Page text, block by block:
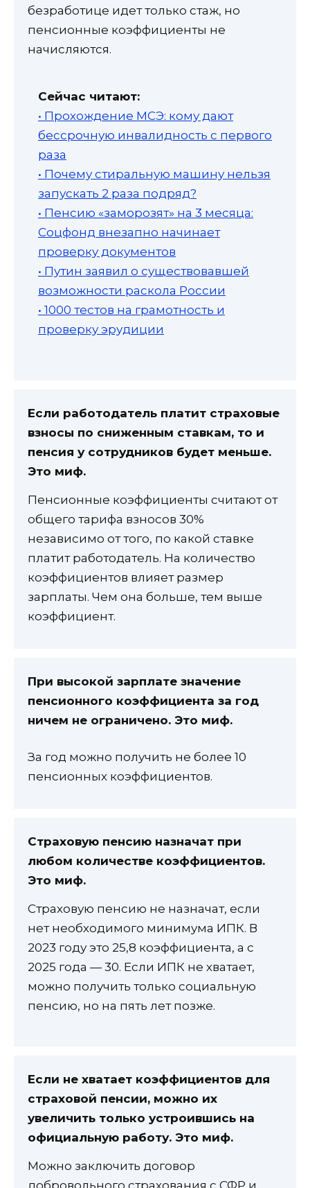
безработице идет только стаж, но
пенсионные коэффициенты не
начисляются.
Сейчас читают:
• Прохождение МСЭ: кому дают
бессрочную инвалидность с первого
раза
• Почему стиральную машину нельзя
запускать 2 раза подряд?
• Пенсию «заморозят» на 3 месяца:
Соцфонд внезапно начинает
проверку документов
• Путин заявил о существовавшей
возможности раскола России
• 1000 тестов на грамотность и
проверку эрудиции
Если работодатель платит страховые
взносы по сниженным ставкам, то и
пенсия у сотрудников будет меньше.
Это миф.
Пенсионные коэффициенты считают от
общего тарифа взносов 30%
независимо от того, по какой ставке
платит работодатель. На количество
коэффициентов влияет размер
зарплаты. Чем она больше, тем выше
коэффициент.
При высокой зарплате значение
пенсионного коэффициента за год
ничем не ограничено. Это миф.
За год можно получить не более 10
пенсионных коэффициентов.
Страховую пенсию назначат при
любом количестве коэффициентов.
Это миф.
Страховую пенсию не назначат, если
нет необходимого минимума ИПК. В
2023 году это 25,8 коэффициента, а с
2025 года — 30. Если ИПК не хватает,
можно получить только социальную
пенсию, но на пять лет позже.
Если не хватает коэффициентов для
страховой пенсии, можно их
увеличить только устроившись на
официальную работу. Это миф.
Можно заключить договор